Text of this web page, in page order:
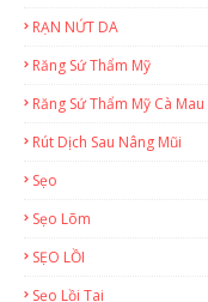
RẠN NỨT DA
Răng Sứ Thẩm Mỹ
Răng Sứ Thẩm Mỹ Cà Mau
Rút Dịch Sau Nâng Mũi
Sẹo
Sẹo Lõm
SẸO LỒI
Sẹo Lồi Tai